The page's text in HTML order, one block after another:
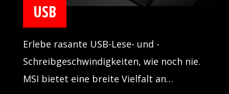
USB
Erlebe rasante USB-Lese- und -
Schreibgeschwindigkeiten, wie noch nie.
MSI bietet eine breite Vielfalt an